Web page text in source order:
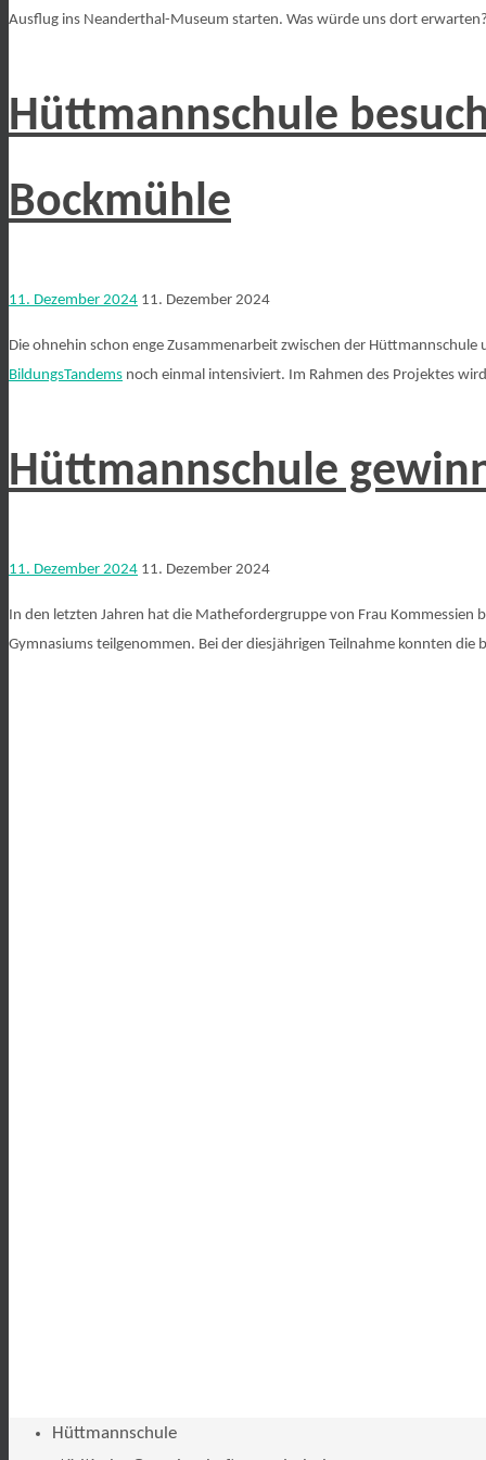
Ausflug ins Neanderthal-Museum starten. Was würde uns dort
Hüttmannschule
Bockmühle
11. Dezember 2024 11. Dezember 2024
Die ohnehin schon enge Zusammenarbeit zwischen der
BildungsTandems noch einmal intensiviert. Im Rahmen des Projektes
Hüttmannschule
11. Dezember 2024 11. Dezember 2024
In den letzten Jahren hat die Mathefordergruppe von Frau Kommessien
Gymnasiums teilgenommen. Bei der diesjährigen Teilnahme konnten
Hüttmannschule